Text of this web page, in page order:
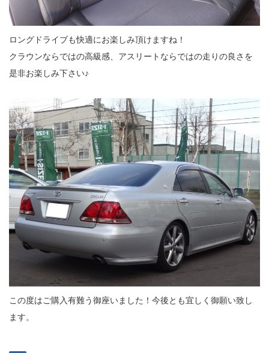
ロングドライブも快適にお楽しみ頂けますね！
クラウンならではの高級感、アスリートならではの走りの良さを
是非お楽しみ下さい♪
この度はご購入有難う御座いました！今後とも宜しく御願い致し
ます。